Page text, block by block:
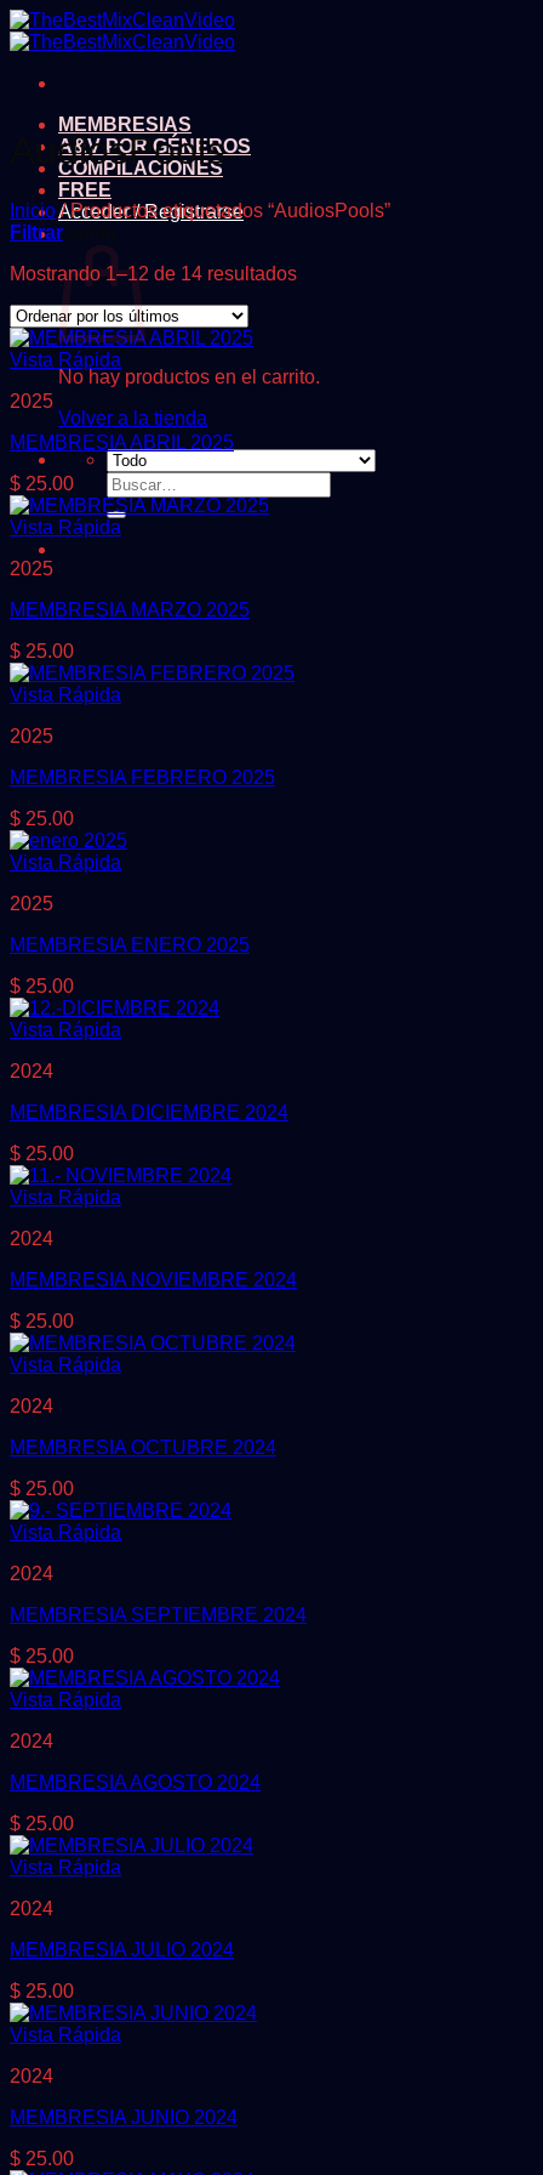
Saltar
al
MEMBRESIAS
A&V POR GÉNEROS
COMPILACIONES
FREE
Acceder / Registrarse
Carrito
No hay productos en el carrito.
Volver a la tienda
Buscar
por:
AudiosPools
Inicio /Productos etiquetados “AudiosPools”
Filtrar
Mostrando 1–12 de 14 resultadosOrdenado
Vista Rápida
2025
MEMBRESIA ABRIL 2025
$ 25.00
Vista Rápida
2025
MEMBRESIA MARZO 2025
$ 25.00
Vista Rápida
2025
MEMBRESIA FEBRERO 2025
$ 25.00
Vista Rápida
2025
MEMBRESIA ENERO 2025
$ 25.00
Vista Rápida
2024
MEMBRESIA DICIEMBRE 2024
$ 25.00
Vista Rápida
2024
MEMBRESIA NOVIEMBRE 2024
$ 25.00
Vista Rápida
2024
MEMBRESIA OCTUBRE 2024
$ 25.00
Vista Rápida
2024
MEMBRESIA SEPTIEMBRE 2024
$ 25.00
Vista Rápida
2024
MEMBRESIA AGOSTO 2024
$ 25.00
Vista Rápida
2024
MEMBRESIA JULIO 2024
$ 25.00
Vista Rápida
2024
MEMBRESIA JUNIO 2024
$ 25.00